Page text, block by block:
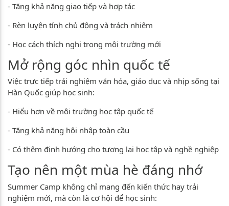
- Tăng khả năng giao tiếp và hợp tác
- Rèn luyện tính chủ động và trách nhiệm
- Học cách thích nghi trong môi trường mới
Mở rộng góc nhìn quốc tế
Việc trực tiếp trải nghiệm văn hóa, giáo dục và nhịp sống tại
Hàn Quốc giúp học sinh:
- Hiểu hơn về môi trường học tập quốc tế
- Tăng khả năng hội nhập toàn cầu
- Có thêm định hướng cho tương lai học tập và nghề nghiệp
Tạo nên một mùa hè đáng nhớ
Summer Camp không chỉ mang đến kiến thức hay trải
nghiệm mới, mà còn là cơ hội để học sinh: